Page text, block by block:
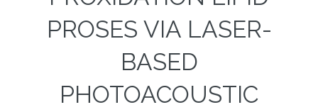
PROSES VIA LASER-
BASED
PHOTOACOUSTIC